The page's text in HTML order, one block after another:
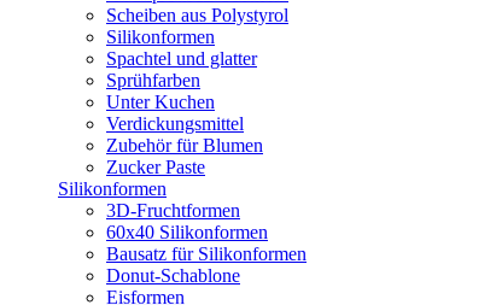
Scheiben aus Polystyrol
Silikonformen
Spachtel und glatter
Sprühfarben
Unter Kuchen
Verdickungsmittel
Zubehör für Blumen
Zucker Paste
Silikonformen
3D-Fruchtformen
60x40 Silikonformen
Bausatz für Silikonformen
Donut-Schablone
Eisformen